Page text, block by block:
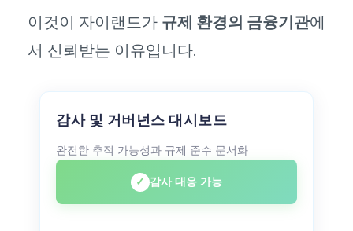
이것이 자이랜드가 규제 환경의 금융기관에
서 신뢰받는 이유입니다.
감사 및 거버넌스 대시보드
완전한 추적 가능성과 규제 준수 문서화
✓ 감사 대응 가능